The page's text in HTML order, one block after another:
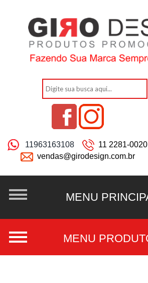
11963163108
11 2281-0020
vendas@girodesign.com.br